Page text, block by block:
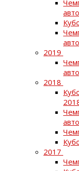
2019
2018
2017